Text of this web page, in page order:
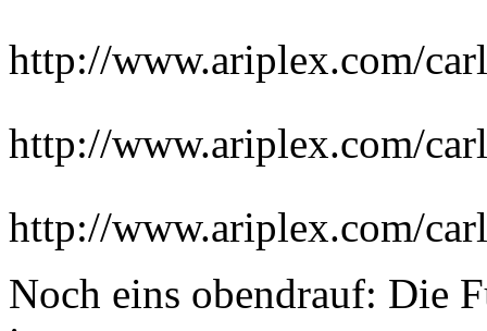
http://www.ariplex.com/
http://www.ariplex.com/
http://www.ariplex.com/
Noch eins obendrauf: Die